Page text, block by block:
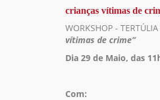
crianças vítimas de
WORKSHOP -
vítimas de crime”
Dia 29 de Maio, das
Com: